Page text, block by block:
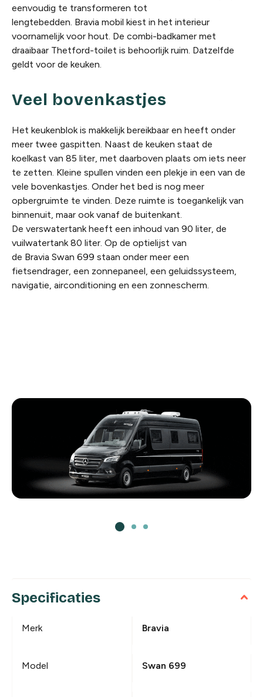
eenvoudig te transformeren tot
lengtebedden. Bravia mobil kiest in het interieur
voornamelijk voor hout. De combi-badkamer met
draaibaar Thetford-toilet is behoorlijk ruim. Datzelfde
geldt voor de keuken.
Veel bovenkastjes
Het keukenblok is makkelijk bereikbaar en heeft onder
meer twee gaspitten. Naast de keuken staat de
koelkast van 85 liter, met daarboven plaats om iets neer
te zetten. Kleine spullen vinden een plekje in een van de
vele bovenkastjes. Onder het bed is nog meer
opbergruimte te vinden. Deze ruimte is toegankelijk van
binnenuit, maar ook vanaf de buitenkant.
De verswatertank heeft een inhoud van 90 liter, de
vuilwatertank 80 liter. Op de optielijst van
de Bravia Swan 699 staan onder meer een
fietsendrager, een zonnepaneel, een geluidssysteem,
navigatie, airconditioning en een zonnescherm.
Specificaties
Merk Bravia
Model Swan 699